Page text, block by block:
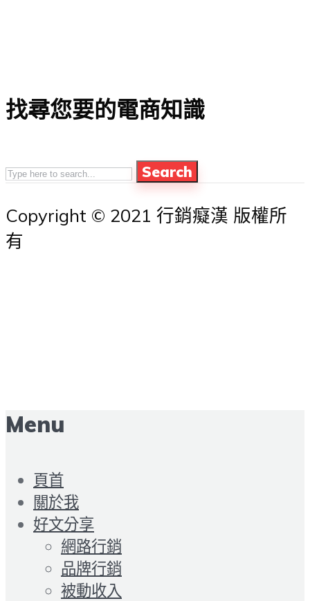
找尋您要的電商知識
Search
Copyright © 2021 行銷癡漢 版權所
有
Menu
頁首
關於我
好文分享
網路行銷
品牌行銷
被動收入